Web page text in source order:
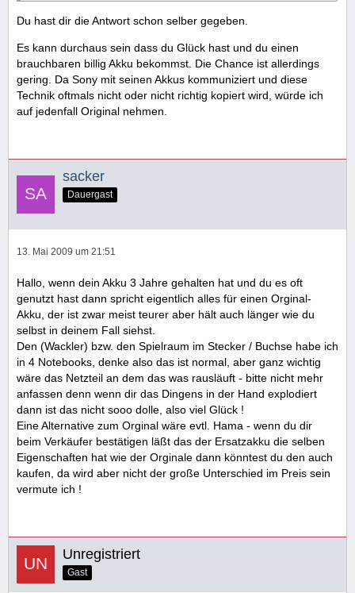
Du hast dir die Antwort schon selber gegeben.
Es kann durchaus sein dass du Glück hast und du einen
brauchbaren billig Akku bekommst. Die Chance ist allerdings
gering. Da Sony mit seinen Akkus kommuniziert und diese
Technik oftmals nicht oder nicht richtig kopiert wird, würde ich
auf jedenfall Original nehmen.
sacker
Dauergast
13. Mai 2009 um 21:51
Hallo, wenn dein Akku 3 Jahre gehalten hat und du es oft
genutzt hast dann spricht eigentlich alles für einen Orginal-
Akku, der ist zwar meist teurer aber hält auch länger wie du
selbst in deinem Fall siehst.
Den (Wackler) bzw. den Spielraum im Stecker / Buchse habe ich
in 4 Notebooks, denke also das ist normal, aber ganz wichtig
wäre das Netzteil an dem das was rausläuft - bitte nicht mehr
anfassen denn wenn dir das Dingens in der Hand explodiert
dann ist das nicht sooo dolle, also viel Glück !
Eine Alternative zum Orginal wäre evtl. Hama - wenn du dir
beim Verkäufer bestätigen läßt das der Ersatzakku die selben
Eigenschaften hat wie der Orginale dann könntest du den auch
kaufen, da wird aber nicht der große Unterschied im Preis sein
vermute ich !
Unregistriert
Gast